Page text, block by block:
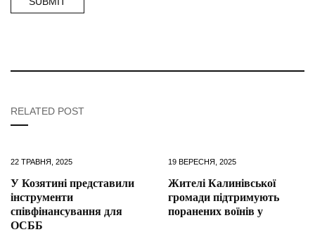
RELATED POST
22 ТРАВНЯ, 2025
У Козятині представили
інструменти
співфінансування для
ОСББ
19 ВЕРЕСНЯ, 2025
Жителі Калинівської
громади підтримують
поранених воїнів у